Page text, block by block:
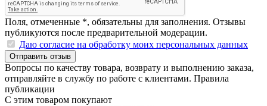
Поля, отмеченные *, обязательны для заполнения. Отзывы
публикуются после предварительной модерации.
Даю согласие на обработку моих персональных данных
Отправить отзыв
Вопросы по качеству товара, возврату и выполнению заказа,
отправляйте в службу по работе с клиентами. Правила
публикации
С этим товаром покупают